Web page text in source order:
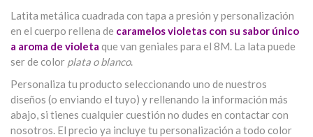
Latita metálica cuadrada con tapa a presión y personalización
en el cuerpo rellena de caramelos violetas con su sabor único
a aroma de violeta que van geniales para el 8M. La lata puede
ser de color plata o blanco.
Personaliza tu producto seleccionando uno de nuestros
diseños (o enviando el tuyo) y rellenando la información más
abajo, si tienes cualquier cuestión no dudes en contactar con
nosotros. El precio ya incluye tu personalización a todo color